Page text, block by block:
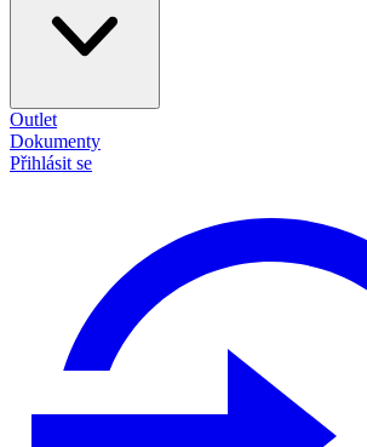
Outlet
Dokumenty
Přihlásit se